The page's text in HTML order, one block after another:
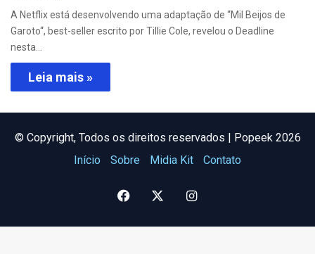
A Netflix está desenvolvendo uma adaptação de “Mil Beijos de
Garoto“, best-seller escrito por Tillie Cole, revelou o Deadline
nesta…
Leia mais »
©️ Copyright, Todos os direitos reservados | Popeek 2026
Início
Sobre Midia Kit Contato
Facebook Instagram